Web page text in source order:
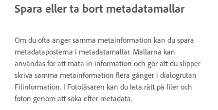
Spara eller ta bort metadatamallar
Om du ofta anger samma metainformation kan du spara
metadataposterna i metadatamallar. Mallarna kan
användas för att mata in information och gör att du slipper
skriva samma metainformation flera gånger i dialogrutan
Filinformation. I Fotoläsaren kan du leta rätt på filer och
foton genom att söka efter metadata.